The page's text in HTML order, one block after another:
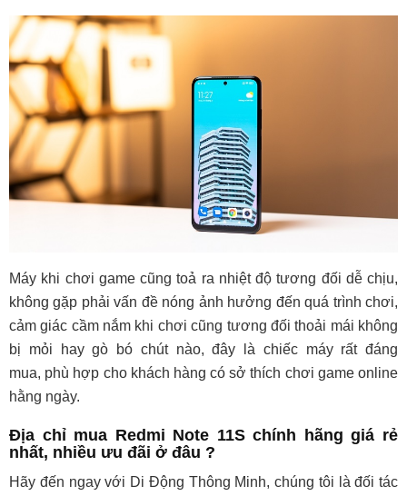
Máy khi chơi game cũng toả ra nhiệt độ tương đối dễ chịu,
không gặp phải vấn đề nóng ảnh hưởng đến quá trình chơi,
cảm giác cầm nắm khi chơi cũng tương đối thoải mái không
bị mỏi hay gò bó chút nào, đây là chiếc máy rất đáng
mua, phù hợp cho khách hàng có sở thích chơi game online
hằng ngày.
Địa chỉ mua Redmi Note 11S chính hãng giá rẻ
nhất, nhiều ưu đãi ở đâu ?
Hãy đến ngay với Di Động Thông Minh, chúng tôi là đối tác